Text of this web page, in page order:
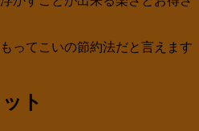
ってこいの節約法だと言えます
ト